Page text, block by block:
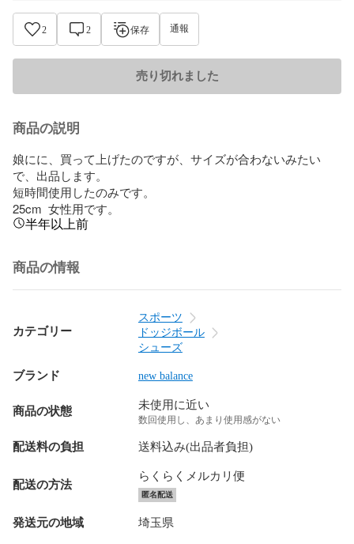
2 2 保存 通報
売り切れました
商品の説明
娘にに、買って上げたのですが、サイズが合わないみたい
で、出品します。
短時間使用したのみです。
25cm  女性用です。
半年以上前
商品の情報
カテゴリー
スポーツ
ドッジボール
シューズ
ブランド new balance
商品の状態 未使用に近い
数回使用し、あまり使用感がない
配送料の負担 送料込み(出品者負担)
配送の方法
らくらくメルカリ便
匿名配送
発送元の地域 埼玉県